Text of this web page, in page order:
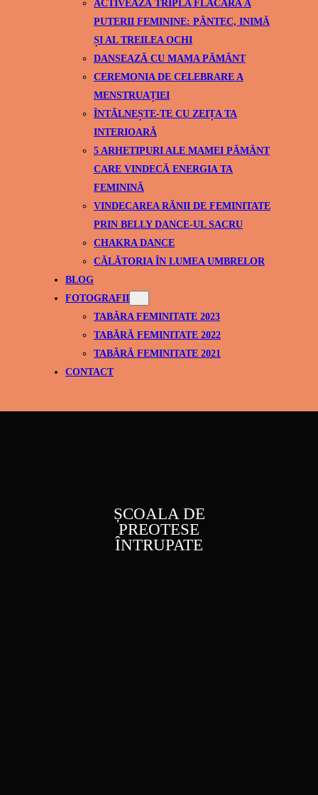
ACTIVEAZĂ TRIPLA FLACĂRĂ A
PUTERII FEMININE: PÂNTEC, INIMĂ
ȘI AL TREILEA OCHI
DANSEAZĂ CU MAMA PĂMÂNT
CEREMONIA DE CELEBRARE A
MENSTRUAȚIEI
ÎNTĂLNEȘTE-TE CU ZEIȚA TA
INTERIOARĂ
5 ARHETIPURI ALE MAMEI PĂMÂNT
CARE VINDECĂ ENERGIA TA
FEMININĂ
VINDECAREA RĂNII DE FEMINITATE
PRIN BELLY DANCE-UL SACRU
CHAKRA DANCE
CĂLĂTORIA ÎN LUMEA UMBRELOR
BLOG
FOTOGRAFII
TABĂRA FEMINITATE 2023
TABĂRĂ FEMINITATE 2022
TABĂRĂ FEMINITATE 2021
CONTACT
ȘCOALA DE
PREOTESE
ÎNTRUPATE